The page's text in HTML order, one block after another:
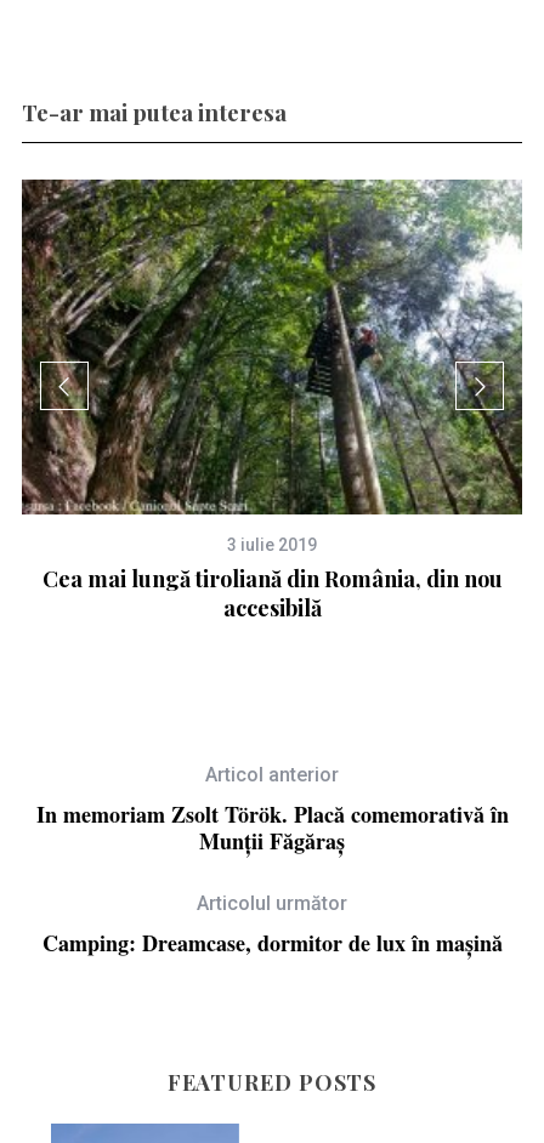
Te-ar mai putea interesa
3 iulie 2019
Cea mai lungă tiroliană din România, din nou
accesibilă
Articol anterior
In memoriam Zsolt Török. Placă comemorativă în
Munții Făgăraș
Articolul următor
Camping: Dreamcase, dormitor de lux în mașină
FEATURED POSTS